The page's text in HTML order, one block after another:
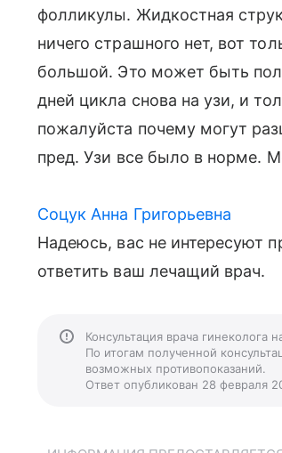
фолликулы. Жидкостная
ничего страшного нет, вот
большой. Это может быть
дней цикла снова на узи, и
пожалуйста почему могут
пред. Узи все было в норме.
Соцук Анна Григорьевна
Надеюсь, вас не интересуют
ответить ваш лечащий врач.
Консультация врача
По итогам полученной
возможных противопоказаний.
Ответ опубликован 28 февраля